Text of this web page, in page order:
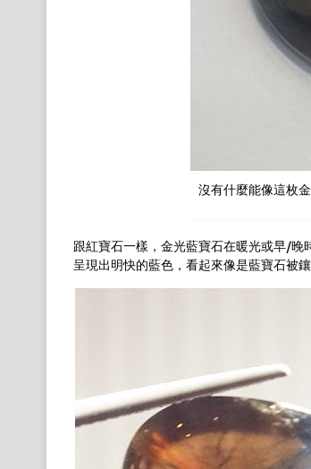
沒有什麼能像這枚
跟紅寶石一樣，金光藍寶石在暖光或早/
呈現出明快的藍色，看起來像是藍寶石被鑲